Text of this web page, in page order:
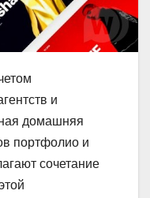
и
домашняя
портфолио и
сочетание